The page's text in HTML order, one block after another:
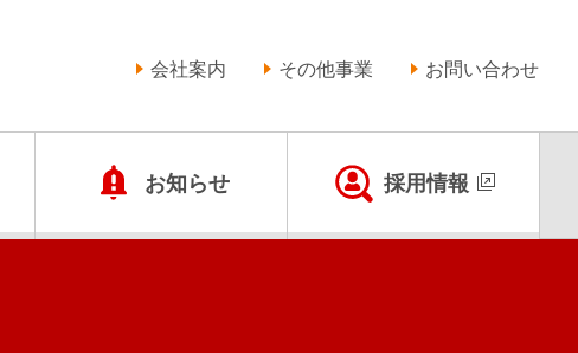
お知らせ 採用情報
会社案内 その他事業 お問い合わせ